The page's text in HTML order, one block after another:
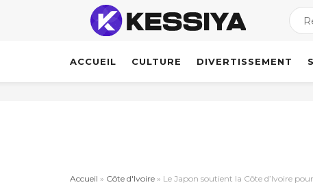
ACCUEIL CULTURE DIVERTISSEMENT
Accueil » Côte d'Ivoire » Le Japon soutient la Côte d’Ivoire